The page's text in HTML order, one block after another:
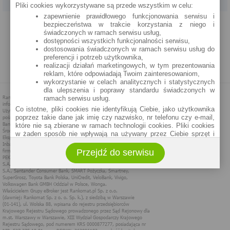
PROGRAM PARTNERSKI O NAS REKLAMA REGULAMIN
POLITYKA PRYWATNOŚCI POLITYKA COOKIES ZASADY PLASOWANIA
Pliki cookies wykorzystywane są przede wszystkim w celu:
zapewnienie prawidłowego funkcjonowania serwisu i
bezpieczeństwa w trakcie korzystania z niego i
świadczonych w ramach serwisu usług,
dostępności wszystkich funkcjonalności serwisu,
dostosowania świadczonych w ramach serwisu usług do
preferencji i potrzeb użytkownika,
realizacji działań marketingowych, w tym prezentowania
reklam, które odpowiadają Twoim zainteresowaniom,
wykorzystanie w celach analitycznych i statystycznych
dla ulepszenia i poprawy standardu świadczonych w
ramach serwisu usług.
Co istotne, pliki cookies nie identyfikują Ciebie, jako użytkownika
poprzez takie dane jak imię czy nazwisko, nr telefonu czy e-mail,
które nie są zbierane w ramach technologii cookies. Pliki cookies
w żaden sposób nie wpływają na używany przez Ciebie sprzęt i
Zakres wykorzystywania plików cookies możliwy jest do
określenia w ustawieniach przeglądarki każdego użytkownika. Bez
wprowadzenia zmian ustawień, informacje w plikach cookies mogą
być zapisywane w pamięci Twojego urządzenia.
Administratorem danych pozyskiwanych w technologii cookies jest
spółka Rankomat.pl Sp. z o.o. (dawniej: Rankomat Sp. z o. o. Sp.
k.) z siedzibą w Warszawie, ul. Wolska 88, 01 - 141 Warszawa.
Możesz jako użytkownik w każdym czasie skontaktować się z
administratorem pod adresem bok@ebroker.pl, jak również wyrazić
Przejdź do serwisu